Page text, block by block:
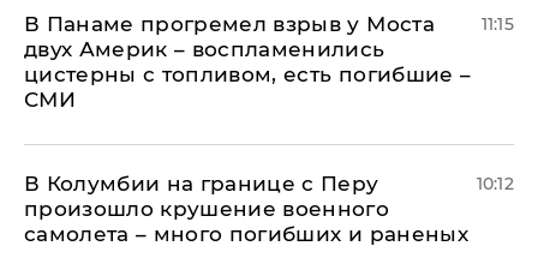
В Панаме прогремел взрыв у Моста
двух Америк – воспламенились
цистерны с топливом, есть погибшие –
СМИ
11:15
В Колумбии на границе с Перу
произошло крушение военного
самолета – много погибших и раненых
10:12